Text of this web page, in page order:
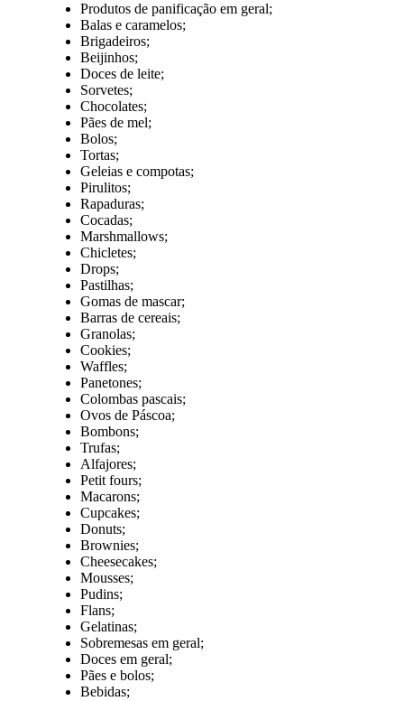
Produtos de panificação em geral;
Balas e caramelos;
Brigadeiros;
Beijinhos;
Doces de leite;
Sorvetes;
Chocolates;
Pães de mel;
Bolos;
Tortas;
Geleias e compotas;
Pirulitos;
Rapaduras;
Cocadas;
Marshmallows;
Chicletes;
Drops;
Pastilhas;
Gomas de mascar;
Barras de cereais;
Granolas;
Cookies;
Waffles;
Panetones;
Colombas pascais;
Ovos de Páscoa;
Bombons;
Trufas;
Alfajores;
Petit fours;
Macarons;
Cupcakes;
Donuts;
Brownies;
Cheesecakes;
Mousses;
Pudins;
Flans;
Gelatinas;
Sobremesas em geral;
Doces em geral;
Pães e bolos;
Bebidas;